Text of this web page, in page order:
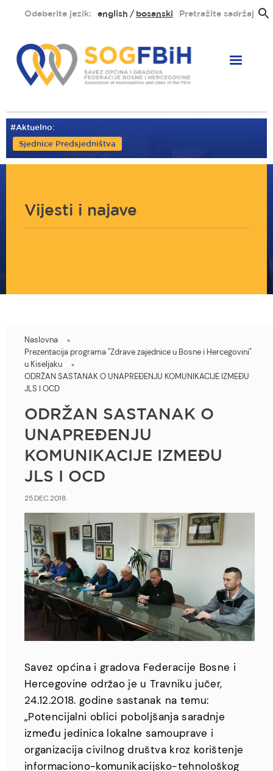
sadržaj
Odaberite jezik: english bosanski Pretražite sadržaj
#Aktuelno:
Sjednice Predsjedništva
Vijesti i najave
You
are
here
Naslovna
Prezentacija programa "Zdrave zajednice u Bosne i Hercegovini"
u Kiseljaku
ODRŽAN SASTANAK O UNAPREĐENJU KOMUNIKACIJE IZMEĐU
JLS I OCD
ODRŽAN SASTANAK O
UNAPREĐENJU
KOMUNIKACIJE IZMEĐU
JLS I OCD
25.DEC.2018.
Savez općina i gradova Federacije Bosne i
Hercegovine održao je u Travniku jučer,
24.12.2018. godine sastanak na temu:
„Potencijalni oblici poboljšanja saradnje
između jedinica lokalne samouprave i
organizacija civilnog društva kroz korištenje
informaciono-komunikacijsko-tehnološkog